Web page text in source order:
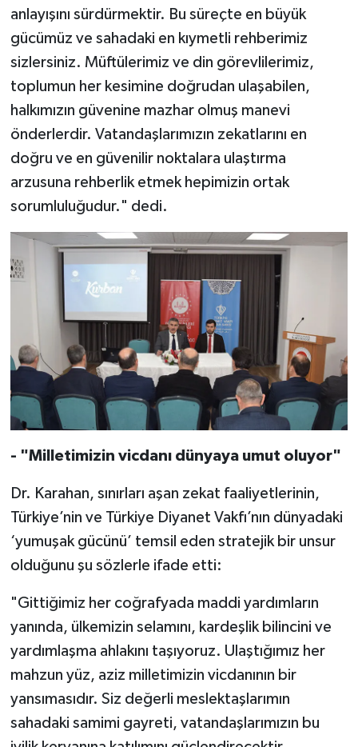
anlayışını sürdürmektir. Bu süreçte en büyük
gücümüz ve sahadaki en kıymetli rehberimiz
sizlersiniz. Müftülerimiz ve din görevlilerimiz,
toplumun her kesimine doğrudan ulaşabilen,
halkımızın güvenine mazhar olmuş manevi
önderlerdir. Vatandaşlarımızın zekatlarını en
doğru ve en güvenilir noktalara ulaştırma
arzusuna rehberlik etmek hepimizin ortak
sorumluluğudur." dedi.
- "Milletimizin vicdanı dünyaya umut oluyor"
Dr. Karahan, sınırları aşan zekat faaliyetlerinin,
Türkiye’nin ve Türkiye Diyanet Vakfı’nın dünyadaki
‘yumuşak gücünü’ temsil eden stratejik bir unsur
olduğunu şu sözlerle ifade etti:
"Gittiğimiz her coğrafyada maddi yardımların
yanında, ülkemizin selamını, kardeşlik bilincini ve
yardımlaşma ahlakını taşıyoruz. Ulaştığımız her
mahzun yüz, aziz milletimizin vicdanının bir
yansımasıdır. Siz değerli meslektaşlarımın
sahadaki samimi gayreti, vatandaşlarımızın bu
Hakkari Müftülüğü
Hatay Müftülüğü
Iğdır Müftülüğü
Isparta Müftülüğü
İzmir Müftülüğü
Kahramanmaraş Müftülüğü
Karabük Müftülüğü
Karaman Müftülüğü
Kars Müftülüğü
Kilis Müftülüğü
Kırıkkale Müftülüğü
Kırklareli Müftülüğü
Kırşehir Müftülüğü
Kocaeli Müftülüğü
Konya Müftülüğü